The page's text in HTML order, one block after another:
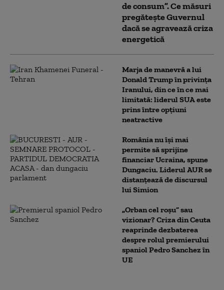
de consum”. Ce măsuri
pregătește Guvernul
dacă se agravează criza
energetică
Marja de manevră a lui
Donald Trump în privința
Iranului, din ce în ce mai
limitată: liderul SUA este
prins între opțiuni
neatractive
România nu își mai
permite să sprijine
financiar Ucraina, spune
Dungaciu. Liderul AUR se
distanțează de discursul
lui Simion
„Orban cel roșu” sau
vizionar? Criza din Ceuta
reaprinde dezbaterea
despre rolul premierului
spaniol Pedro Sanchez în
UE